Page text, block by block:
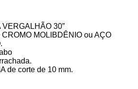
30”
MOLIBDÊNIO ou AÇO
de corte de 10 mm.